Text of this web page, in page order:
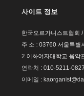
사이트 정보
한국오르가니스트협회
주 소 : 03760 서울특별
2 이화여자대학교 음악
연락처 : 010-5211-
이메일 :